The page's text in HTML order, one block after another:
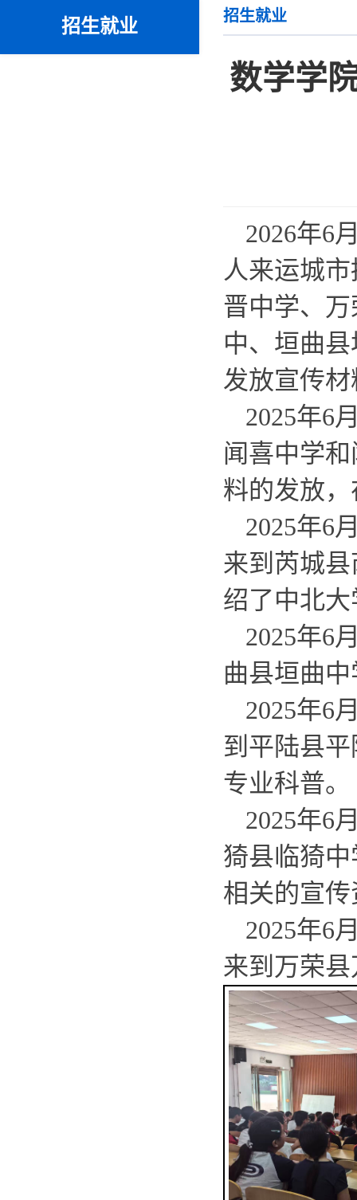
招生就业 招生就业
数学学
2026年6
人来运城
晋中学、
中、垣曲
发放宣传
2025年6
闻喜中学
料的发放
2025年6
来到芮城
绍了中北
2025年6
曲县垣曲
2025年6
到平陆县
专业科普。
2025年6
猗县临猗
相关的宣
2025年6
来到万荣